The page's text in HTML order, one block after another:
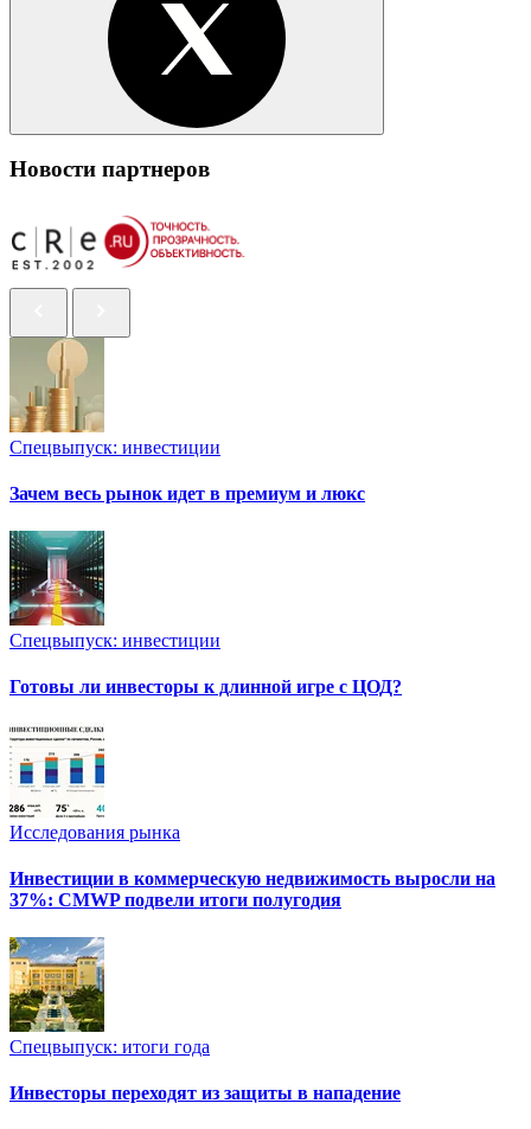
Новости партнеров
Спецвыпуск: инвестиции
Зачем весь рынок идет в премиум и люкс
Спецвыпуск: инвестиции
Готовы ли инвесторы к длинной игре с ЦОД?
Исследования рынка
Инвестиции в коммерческую недвижимость выросли на
37%: CMWP подвели итоги полугодия
Спецвыпуск: итоги года
Инвесторы переходят из защиты в нападение